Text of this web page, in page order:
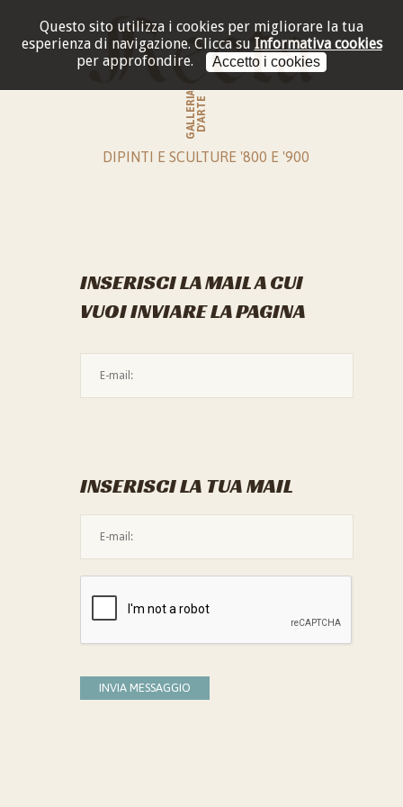
Questo sito utilizza i cookies per migliorare la tua
esperienza di navigazione. Clicca su Informativa cookies
per approfondire.
Accetto i cookies
GALLERIAD'ARTE
DIPINTI E SCULTURE '800 E '900
INSERISCI LA MAIL A CUI
VUOI INVIARE LA PAGINA
INSERISCI LA TUA MAIL
INVIA MESSAGGIO